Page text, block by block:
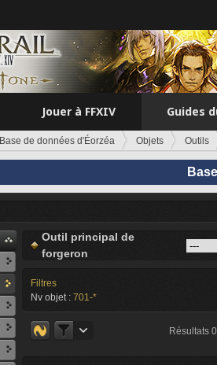
Jouer à FFXIV Guides
Base de données d'Éorzéa Objets Outils
Outil principal de
forgeron
Filtres
Nv objet : 701-*
Résultats 0